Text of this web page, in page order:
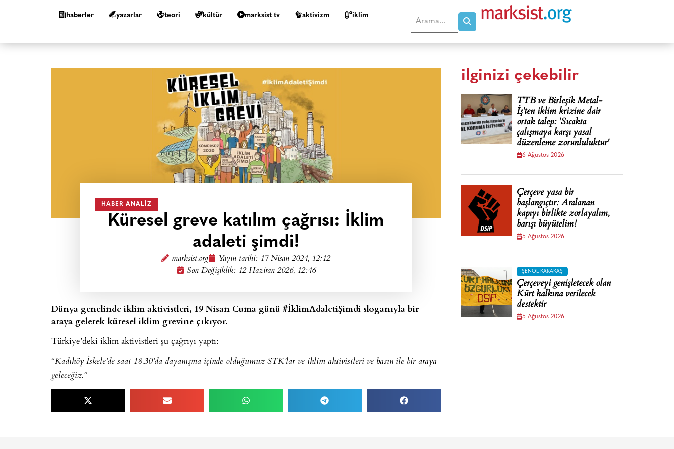
haberler yazarlar teori kültür marksist tv aktivizm i̇klim
HABER ANALIZ
Küresel greve katılım çağrısı: İklim
adaleti şimdi!
marksist.org Yayın tarihi: 17 Nisan 2024, 12:12
Son Değişiklik: 12 Haziran 2026, 12:46
Dünya genelinde iklim aktivistleri, 19 Nisan Cuma günü #İklimAdaletiŞimdi sloganıyla bir
araya gelerek küresel iklim grevine çıkıyor.
Türkiye’deki iklim aktivistleri şu çağrıyı yaptı:
“Kadıköy İskele’de saat 18.30’da dayanışma içinde olduğumuz STK’lar ve iklim aktivistleri ve basın ile bir araya
geleceğiz.”
ilginizi çekebilir
TTB ve Birleşik Metal-
İş'ten iklim krizine dair
ortak talep: 'Sıcakta
çalışmaya karşı yasal
düzenleme zorunluluktur'
6 Ağustos 2026
Çerçeve yasa bir
başlangıçtır: Aralanan
kapıyı birlikte zorlayalım,
barışı büyütelim!
5 Ağustos 2026
ŞENOL KARAKAŞ
Çerçeveyi genişletecek olan
Kürt halkına verilecek
destektir
5 Ağustos 2026